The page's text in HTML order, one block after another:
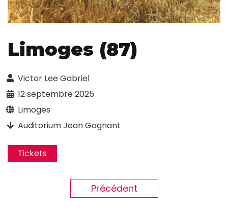
Limoges (87)
Victor Lee Gabriel
12 septembre 2025
Limoges
Auditorium Jean Gagnant
Tickets
Précédent